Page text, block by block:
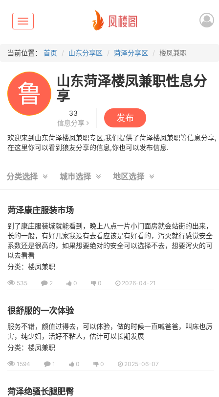
Toggle
navigation
当前位置： 首页 山东分享区 菏泽分享区 楼凤兼职
鲁
山东菏泽楼凤兼职性息分
享
33
信息分享
发布
欢迎来到山东菏泽楼凤兼职专区,我们提供了菏泽楼凤兼职等信息分享,
在这里你可以看到狼友分享的信息,你也可以发布信息.
分类选择 城市选择 地区选择
菏泽康庄服装市场
到了康庄服装城就能看到，晚上八点一片小门面房就会站街的出来，
长的一般，有好几家我没有去看应该是有好看的，泻火就行感觉安全
系数还是很高的，如果想要绝对的安全可以选择不去，想要泻火的可
以去看看
分类：楼凤兼职
535 2 0 0 2026-04-21
很舒服的一次体验
服务不错，颜值过得去，可以体验，做的时候一直喊爸爸，叫床也厉
害，纯少妇，活好不粘人，估计可以长期发展
分类：楼凤兼职
1594 1 0 0 2025-06-07
菏泽绝骚长腿肥臀